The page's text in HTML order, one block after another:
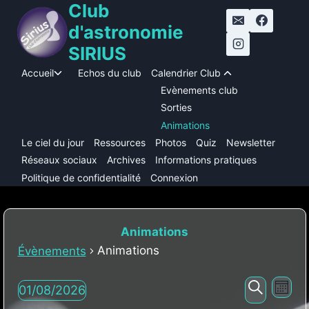
contenu
Club
d'astronomie
SIRIUS
Accueil
Ouvrir/fermer
Echos du club Calendrier Club
le
Evènements club
Sorties
Animations
Le ciel du jour
Ressources Photos Quiz
Newsletter
Réseaux sociaux
Archives
Informations pratiques
Politique de confidentialité
Connexion
Animations
Évènements
Animations
Évènements Mois
01/08/2026